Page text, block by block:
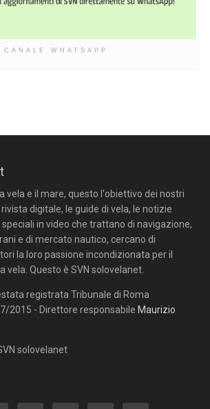
CANALE WHATSAPP
vela e il mare, questo l'obiettivo dei nostri
digitale, le guide di vela, le notizie
in video che trattano di navigazione,
e di mercato nautico, cercano di
la loro passione incondizionata per il
vela. Questo è SVN solovelanet.
registrata Tribunale di Roma
2015 - Direttore responsabile Maurizio
solovelanet